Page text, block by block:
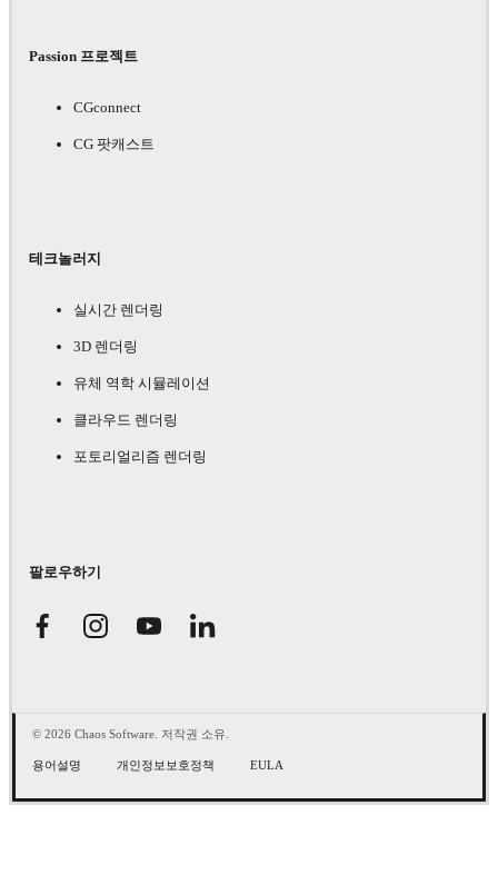
Passion 프로젝트
CGconnect
CG 팟캐스트
테크놀러지
실시간 렌더링
3D 렌더링
유체 역학 시뮬레이션
클라우드 렌더링
포토리얼리즘 렌더링
팔로우하기
© 2026 Chaos Software. 저작권 소유.
용어설명 개인정보보호정책 EULA